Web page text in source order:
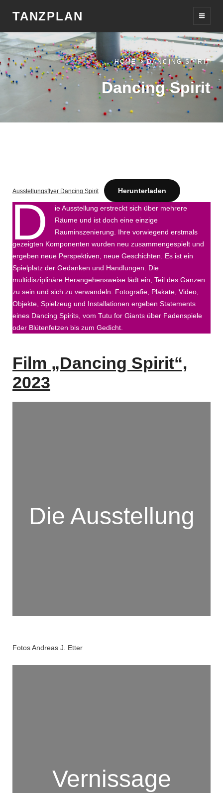
TANZPLAN
HOME DANCING SPIRIT
Dancing Spirit
Ausstellungsflyer Dancing Spirit Herunterladen
D
ie Ausstellung erstreckt sich über mehrere
Räume und ist doch eine einzige
Rauminszenierung. Ihre vorwiegend erstmals
gezeigten Komponenten wurden neu zusammengespielt und
ergeben neue Perspektiven, neue Geschichten. Es ist ein
Spielplatz der Gedanken und Handlungen. Die
multidisziplinäre Herangehensweise lädt ein, Teil des Ganzen
zu sein und sich zu verwandeln. Fotografie, Plakate, Video,
Objekte, Spielzeug und Installationen ergeben Statements
eines Dancing Spirits, vom Tutu for Giants über Fadenspiele
oder Blütenfetzen bis zum Gedicht.
Film „Dancing Spirit“,
2023
Die Ausstellung
Fotos Andreas J. Etter
Vernissage